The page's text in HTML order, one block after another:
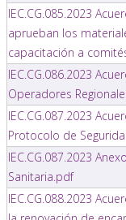
IEC.CG.085.2023
aprueban los
capacitación a
IEC.CG.086.2023
Operadores
IEC.CG.087.2023
Protocolo de
IEC.CG.087.2023
Sanitaria.pdf
IEC.CG.088.2023